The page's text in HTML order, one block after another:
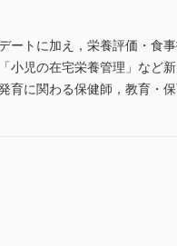
ートに加え，栄養評価・食
小児の在宅栄養管理」など
に関わる保健師，教育・